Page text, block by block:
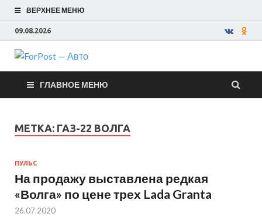
ВЕРХНЕЕ МЕНЮ
09.08.2026
ForPost —
Авто
ГЛАВНОЕ МЕНЮ
МЕТКА: ГАЗ-22 ВОЛГА
ПУЛЬС
На продажу выставлена редкая
«Волга» по цене трех Lada Granta
26.07.2020